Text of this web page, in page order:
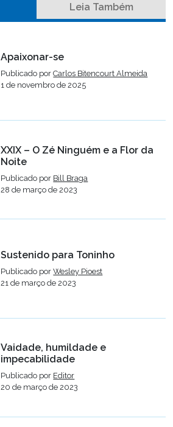
Leia Também
Apaixonar-se
Publicado porCarlos Bitencourt Almeida
1 de novembro de 2025
XXIX – O Zé Ninguém e a Flor da
Noite
Publicado por Bill Braga
28 de março de 2023
Sustenido para Toninho
Publicado porWesley Pioest
21 de março de 2023
Vaidade, humildade e
impecabilidade
Publicado por Editor
20 de março de 2023